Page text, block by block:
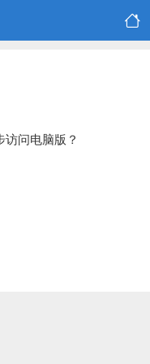
问电脑版？